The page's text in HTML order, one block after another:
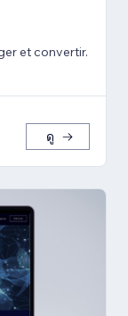
et convertir.
ดู